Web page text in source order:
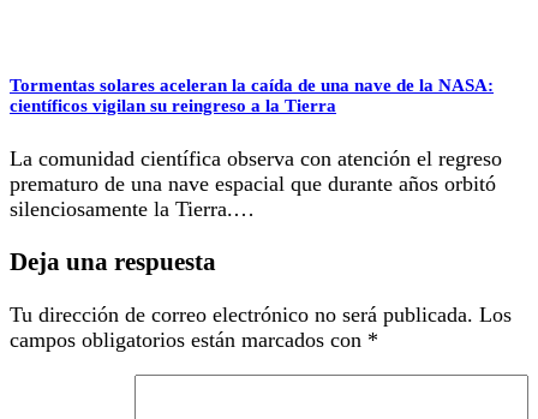
Tormentas solares aceleran la caída de una nave de la NASA:
científicos vigilan su reingreso a la Tierra
La comunidad científica observa con atención el regreso
prematuro de una nave espacial que durante años orbitó
silenciosamente la Tierra.…
Deja una respuesta
Tu dirección de correo electrónico no será publicada. Los
campos obligatorios están marcados con *